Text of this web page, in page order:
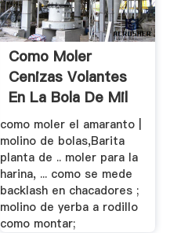
Como Moler
Cenizas Volantes
En La Bola De Mil
como moler el amaranto |
molino de bolas,Barita
planta de .. moler para la
harina, ... como se mede
backlash en chacadores ;
molino de yerba a rodillo
como montar;